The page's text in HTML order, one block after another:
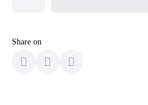
Share on